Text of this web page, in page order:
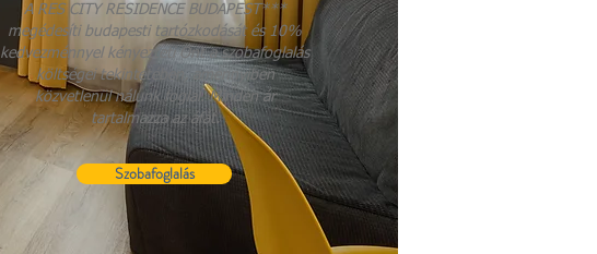
A RES CITY RESIDENCE BUDAPEST***
megédesíti budapesti tartózkodását és 10%
kedvezménnyel kényezteti Önt a szobafoglalás
költségei tekintetében, amennyiben
közvetlenül nálunk foglal. Minden ár
tartalmazza az áfát.
Szobafoglalás